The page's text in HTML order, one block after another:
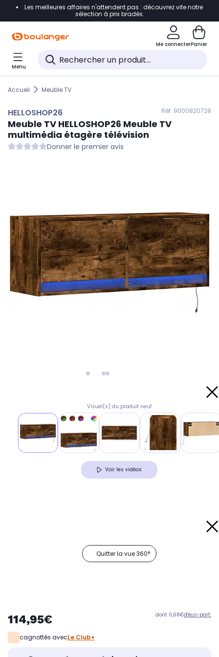
Accéder directement à la navigation
Accéder directement au pied de page
Accéder directement au chatbot
Les meilleures affaires n'attendent pas : découvrez vite notre
sélection à prix bradés.
Me connecterPanier
Menu
Accueil Meuble TV
HELLOSHOP26 Réf. 9000820728
Meuble TV HELLOSHOP26 Meuble TV
multimédia étagère télévision
Donner le premier avis
Visuel(s) du produit neuf
Voir les vidéos
Quitter la vue 360°
114,95€ dont 0,68€d'éco-part.
cagnottés avecLe Club+